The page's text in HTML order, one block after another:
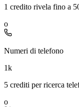
1 credito rivela fino a
o
Numeri di telefono
1k
5 crediti per ricerca
o